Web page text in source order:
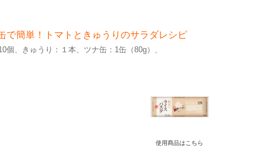
で簡単！トマトときゅうりのサラダレシピ
個 きゅうり：１本
ツナ缶：1缶（80g）
使用商品はこちら